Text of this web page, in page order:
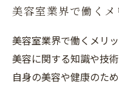
美容室業界で働くメ
美容室業界で働くメリ
美容に関する知識や技
自身の美容や健康のた